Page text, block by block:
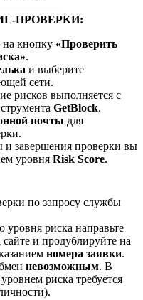
ПРОВЕРКИ:
на кнопку «Проверить
.
и выберите
сети.
рисков выполняется с
GetBlock.
почты для
завершения проверки вы
уровня Risk Score.
по запросу службы
риска направьте
сайте и продублируйте на
номера заявки.
невозможным. В
риска требуется